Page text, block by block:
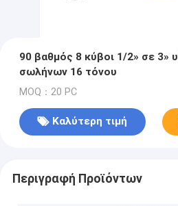
90 βαθμός 8 κύβοι 1/2» σε 3»
σωλήνων 16 τόνου
MOQ：20 PC
Καλύτερη τιμή
Περιγραφή Προϊόντων